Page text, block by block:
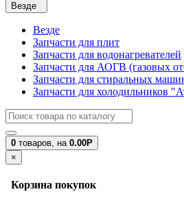
Везде
Везде
Запчасти для плит
Запчасти для водонагревателей
Запчасти для АОГВ (газовых
Запчасти для стиральных
Запчасти для холодильников
0 товаров, на 0.00Р
×
Корзина покупок